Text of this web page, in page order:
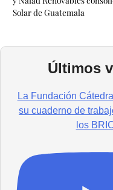
Solar de Guatemala
Últimos
La Fundación
su cuaderno de
los